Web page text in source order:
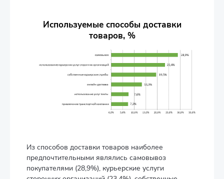
Используемые способы доставки
товаров, %
Из способов доставки товаров наиболее
предпочтительными являлись самовывоз
покупателями (28,9%), курьерские услуги